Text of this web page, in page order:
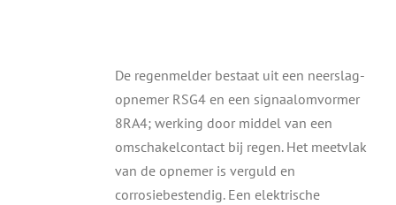
De regenmelder bestaat uit een neerslag-
opnemer RSG4 en een signaalomvormer
8RA4; werking door middel van een
omschakelcontact bij regen. Het meetvlak
van de opnemer is verguld en
corrosiebestendig. Een elektrische